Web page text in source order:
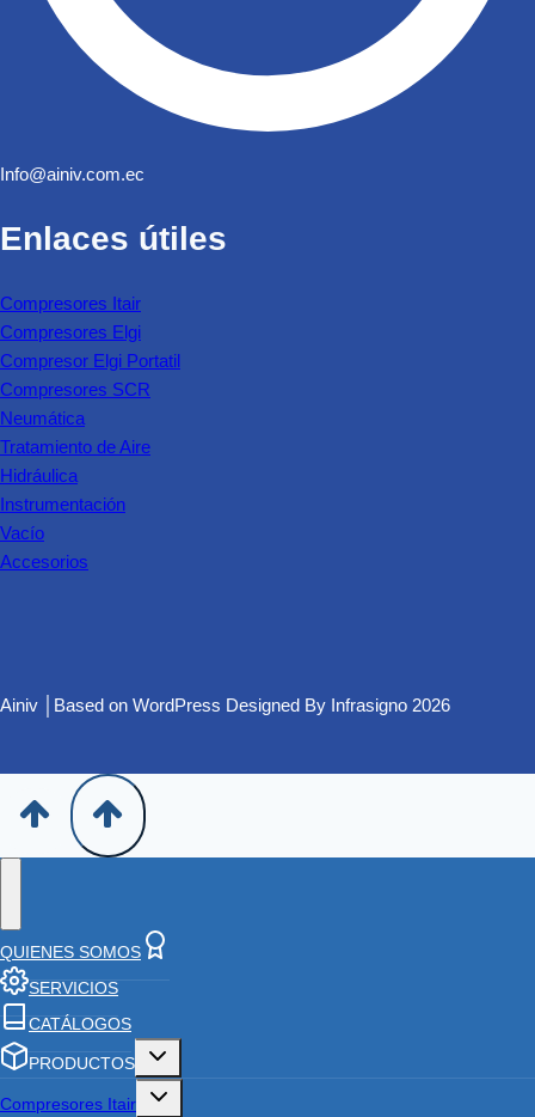
Info@ainiv.com.ec
Enlaces útiles
Compresores Itair
Compresores Elgi
Compresor Elgi Portatil
Compresores SCR
Neumática
Tratamiento de Aire
Hidráulica
Instrumentación
Vacío
Accesorios
Ainiv │Based on WordPress Designed By Infrasigno 2026
QUIENES SOMOS
SERVICIOS
CATÁLOGOS
PRODUCTOS
Toggle
menu
Compresores Itair
Toggle